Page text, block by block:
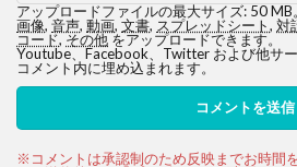
アップロードファイルの最大サイズ: 50 MB。
画像, 音声, 動画, 文書, スプレッドシート, 対
コード,その他をアップロードできます。
Youtube、Facebook、Twitter および他サ
コメント内に埋め込まれます。